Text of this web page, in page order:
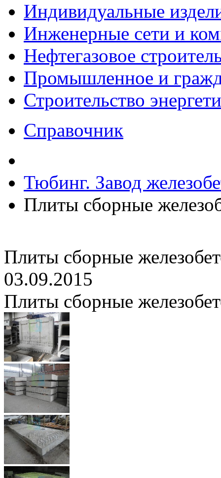
Индивидуальные
Инженерные сети и
Нефтегазовое
Промышленное и
Строительство
Справочник
Тюбинг. Завод
Плиты сборные
Плиты сборные
03.09.2015
Плиты сборные